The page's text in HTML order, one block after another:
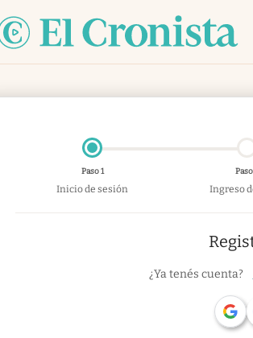
Paso 1
Inicio de sesión Ingreso
¿Ya tenés cuenta?